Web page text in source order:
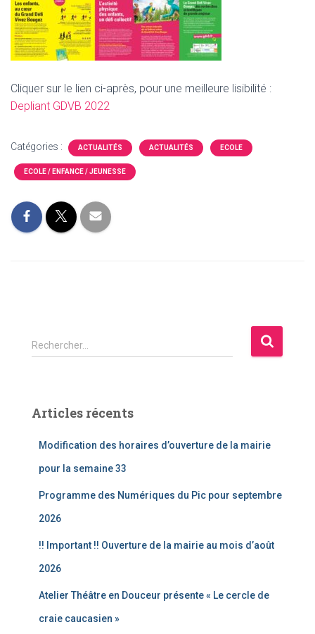
Cliquer sur le lien ci-après, pour une meilleure lisibilité :
Depliant GDVB 2022
Catégories : ACTUALITÉS ACTUALITÉS ECOLE
ECOLE / ENFANCE / JEUNESSE
R
e
r
Rechercher…
Articles récents
Modification des horaires d’ouverture de la mairie
pour la semaine 33
Programme des Numériques du Pic pour septembre
2026
!! Important !! Ouverture de la mairie au mois d’août
2026
Atelier Théâtre en Douceur présente « Le cercle de
craie caucasien »